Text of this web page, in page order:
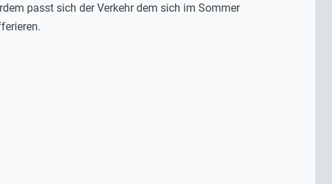
passt sich der Verkehr dem sich im Sommer